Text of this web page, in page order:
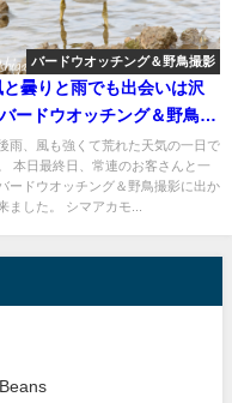
バードウオッチング＆野鳥撮影
と曇りと雨でも出会いは沢
ードウオッチング＆野鳥撮
イド。
雨、風も強くて荒れた天気の一日で
本日最終日、常連のお客さんと一
ードウオッチング＆野鳥撮影に出か
ました。 シマアカモ...